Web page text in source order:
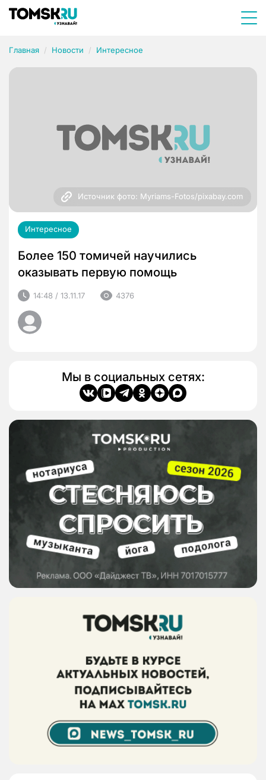
Главная Новости Интересное
Источник фото: Myriams-Fotos/pixabay.com
Интересное
Более 150 томичей научились
оказывать первую помощь
14:48 / 13.11.17 4376
Мы в социальных сетях: